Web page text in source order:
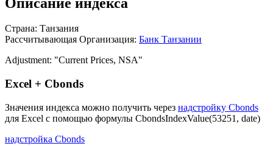
Страна: Танзания
Рассчитывающая Организация: Банк Танзании
Adjustment: "Current Prices, NSA"
Excel + Cbonds
Значения индекса можно получить через надстройку Cbonds
для Excel с помощью формулы CbondsIndexValue(53251, date)
надстройка Cbonds